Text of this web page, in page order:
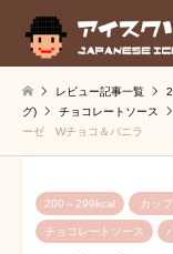
レビュー記事一覧
グ)
チョコレートソース
ーゼ Wチョコ＆バニラ
200～299kcal カッ
チョコレートソース